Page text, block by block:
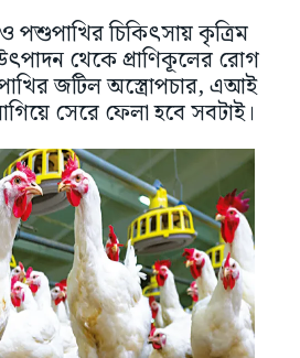
পশুপাখির চিকিৎসায় কৃত্রিম
উৎপাদন থেকে প্রাণিকূলের রোগ
জটিল অস্ত্রোপচার, এআই
সেরে ফেলা হবে সবটাই।